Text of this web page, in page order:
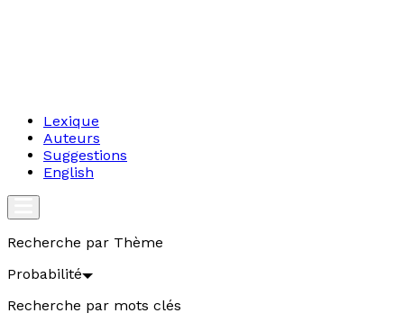
Lexique
Auteurs
Suggestions
English
Recherche par Thème
Probabilité
Recherche par mots clés